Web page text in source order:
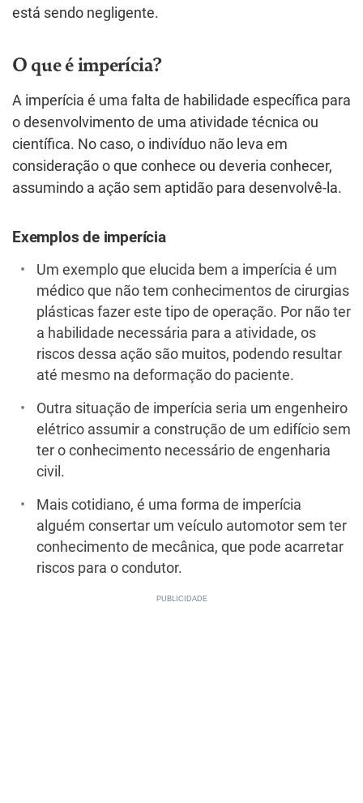
está sendo negligente.
O que é imperícia?
A imperícia é uma falta de habilidade específica para
o desenvolvimento de uma atividade técnica ou
científica. No caso, o indivíduo não leva em
consideração o que conhece ou deveria conhecer,
assumindo a ação sem aptidão para desenvolvê-la.
Exemplos de imperícia
Um exemplo que elucida bem a imperícia é um
médico que não tem conhecimentos de cirurgias
plásticas fazer este tipo de operação. Por não ter
a habilidade necessária para a atividade, os
riscos dessa ação são muitos, podendo resultar
até mesmo na deformação do paciente.
Outra situação de imperícia seria um engenheiro
elétrico assumir a construção de um edifício sem
ter o conhecimento necessário de engenharia
civil.
Mais cotidiano, é uma forma de imperícia
alguém consertar um veículo automotor sem ter
conhecimento de mecânica, que pode acarretar
riscos para o condutor.